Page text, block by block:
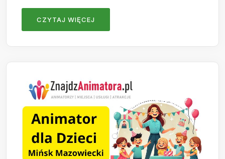
CZYTAJ WIĘCEJ